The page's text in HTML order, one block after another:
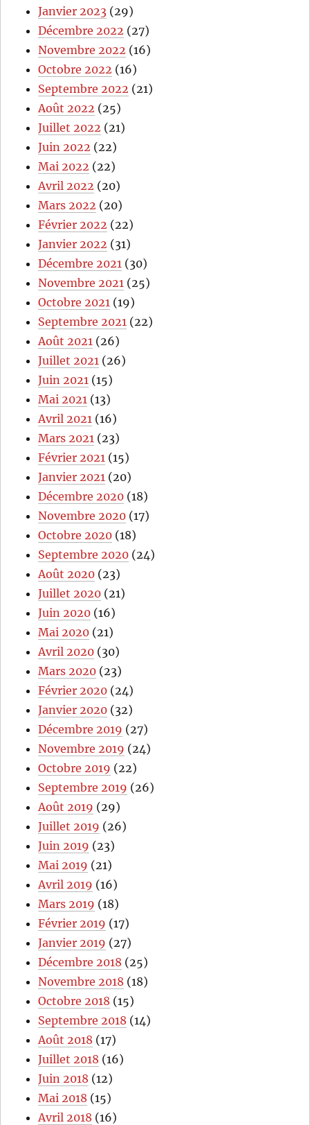
Janvier 2023 (29)
Décembre 2022 (27)
Novembre 2022 (16)
Octobre 2022 (16)
Septembre 2022 (21)
Août 2022 (25)
Juillet 2022 (21)
Juin 2022 (22)
Mai 2022 (22)
Avril 2022 (20)
Mars 2022 (20)
Février 2022 (22)
Janvier 2022 (31)
Décembre 2021 (30)
Novembre 2021 (25)
Octobre 2021 (19)
Septembre 2021 (22)
Août 2021 (26)
Juillet 2021 (26)
Juin 2021 (15)
Mai 2021 (13)
Avril 2021 (16)
Mars 2021 (23)
Février 2021 (15)
Janvier 2021 (20)
Décembre 2020 (18)
Novembre 2020 (17)
Octobre 2020 (18)
Septembre 2020 (24)
Août 2020 (23)
Juillet 2020 (21)
Juin 2020 (16)
Mai 2020 (21)
Avril 2020 (30)
Mars 2020 (23)
Février 2020 (24)
Janvier 2020 (32)
Décembre 2019 (27)
Novembre 2019 (24)
Octobre 2019 (22)
Septembre 2019 (26)
Août 2019 (29)
Juillet 2019 (26)
Juin 2019 (23)
Mai 2019 (21)
Avril 2019 (16)
Mars 2019 (18)
Février 2019 (17)
Janvier 2019 (27)
Décembre 2018 (25)
Novembre 2018 (18)
Octobre 2018 (15)
Septembre 2018 (14)
Août 2018 (17)
Juillet 2018 (16)
Juin 2018 (12)
Mai 2018 (15)
Avril 2018 (16)